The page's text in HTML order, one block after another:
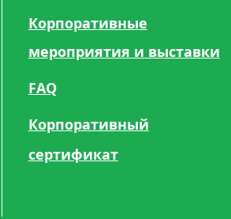
Корпоративные
мероприятия и выставки
FAQ
Корпоративный
сертификат